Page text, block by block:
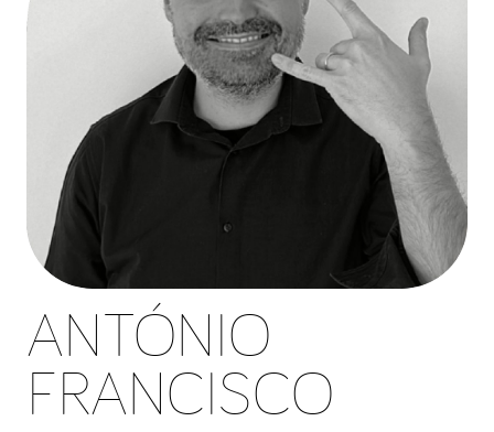
ANTÓNIO
FRANCISCO